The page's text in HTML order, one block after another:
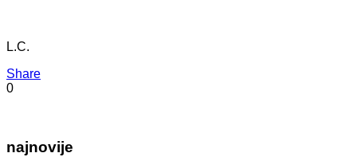
L.C.
Share
0
najnovije